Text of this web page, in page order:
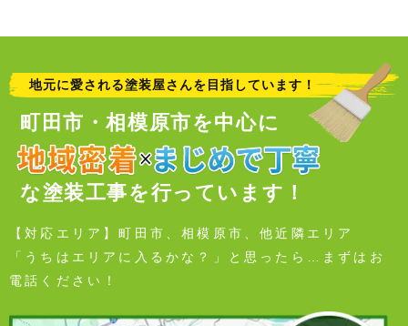
地元に愛される塗装屋さんを目指しています！
町田市・相模原市を中心に
な塗装工事を行っています！
【対応エリア】町田市、相模原市、他近隣エリア
「うちはエリアに入るかな？」と思ったら…まずはお
電話ください！